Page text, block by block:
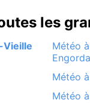
les
Vieille
Météo
Météo
Météo